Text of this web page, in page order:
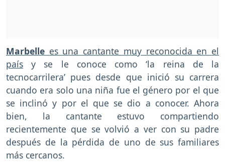
Marbelle es una cantante muy reconocida en el
país y se le conoce como ‘la reina de la
tecnocarrilera’ pues desde que inició su carrera
cuando era solo una niña fue el género por el que
se inclinó y por el que se dio a conocer. Ahora
bien, la cantante estuvo compartiendo
recientemente que se volvió a ver con su padre
después de la pérdida de uno de sus familiares
más cercanos.